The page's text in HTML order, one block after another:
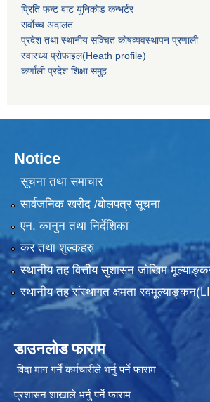
प्रिति फन्ट बाट युनिकाेड कन्भर्टर
सर्वाेच्च अदालत
प्रदेश तथा स्थानीय सञ्चित काेषव्यवस्थापन प्रणाली
स्वास्थ्य प्राेफाइल(Heath profile)
कर्णाली प्रदेश शिक्षा समुह
Notice
सूचना तथा समाचार
सार्वजनिक खरीद /बोलपत्र सूचना
एन, कानुन तथा निर्देशिका
कर तथा शुल्कहरु
स्थानीय तह वित्तीय सुशासन जोखिम
स्थानीय तह संस्थागत क्षमता
डाउनलोड फाराम
विदा माग गर्ने कर्मचारीले भर्नु पर्ने फाराम
प्रशासन शाखाले भर्नु पर्ने फाराम